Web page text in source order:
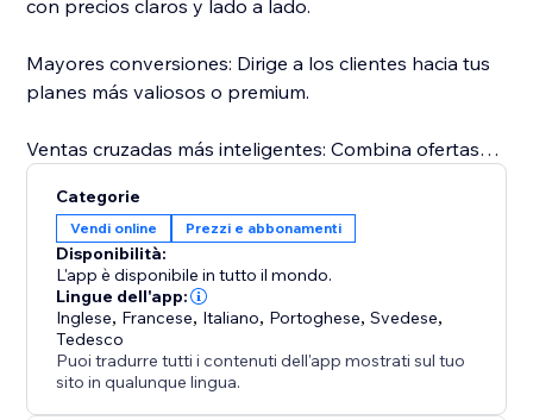
con precios claros y lado a lado.
Mayores conversiones: Dirige a los clientes hacia tus
planes más valiosos o premium.
Ventas cruzadas más inteligentes: Combina ofertas
Diseño profesional: Mantén tu tienda limpia,
estructurada y visualmente consistente.
Haz de la claridad de precios tu ventaja competitiva.
Instala Price Table hoy para aumentar la confianza,
impulsar conversiones y ayudar a los compradores a
elegir tus mejores planes sin esfuerzo.
Categorie
Vendi online Prezzi e abbonamenti
Disponibilità:
L'app è disponibile in tutto il mondo.
Lingue dell'app:
Inglese, Francese, Italiano, Portoghese,Svedese,
Tedesco
Puoi tradurre tutti i contenuti dell'app mostrati sul tuo
sito in qualunque lingua.